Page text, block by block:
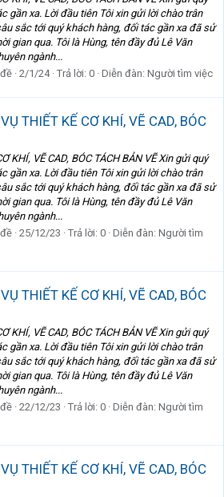
gần xa. Lời đầu tiên Tôi xin gửi lời chào trân
sắc tới quý khách hàng, đối tác gần xa đã sử
gian qua. Tôi là Hùng, tên đầy đủ Lê Văn
ngành...
2/1/24 Trả lời: 0 Diễn đàn: Người tìm việc
THIẾT KẾ CƠ KHÍ, VẼ CAD, BÓC
KHÍ, VẼ CAD, BÓC TÁCH BẢN VẼ Xin gửi quý
gần xa. Lời đầu tiên Tôi xin gửi lời chào trân
sắc tới quý khách hàng, đối tác gần xa đã sử
gian qua. Tôi là Hùng, tên đầy đủ Lê Văn
ngành...
25/12/23 Trả lời: 0 Diễn đàn: Người tìm
THIẾT KẾ CƠ KHÍ, VẼ CAD, BÓC
KHÍ, VẼ CAD, BÓC TÁCH BẢN VẼ Xin gửi quý
gần xa. Lời đầu tiên Tôi xin gửi lời chào trân
sắc tới quý khách hàng, đối tác gần xa đã sử
gian qua. Tôi là Hùng, tên đầy đủ Lê Văn
ngành...
22/12/23 Trả lời: 0 Diễn đàn: Người tìm
THIẾT KẾ CƠ KHÍ, VẼ CAD, BÓC